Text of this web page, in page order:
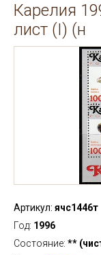
Карелия
лист (I) (н
Артикул: ячс1446т
Год: 1996
Состояние: **